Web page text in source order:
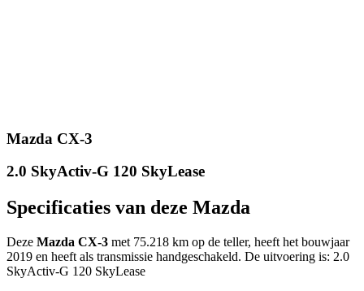
Mazda CX-3
2.0 SkyActiv-G 120 SkyLease
Specificaties van deze Mazda
Deze Mazda CX-3 met 75.218 km op de teller, heeft het bouwjaar
2019 en heeft als transmissie handgeschakeld. De uitvoering is: 2.0
SkyActiv-G 120 SkyLease